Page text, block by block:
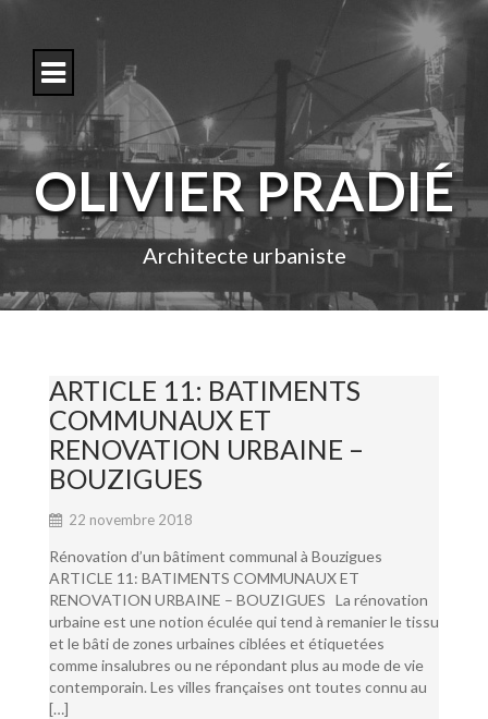
o
c
n
e
OLIVIER PRADIÉ
Architecte urbaniste
ARTICLE 11: BATIMENTS
COMMUNAUX ET
RENOVATION URBAINE –
BOUZIGUES
22 novembre 2018
Rénovation d’un bâtiment communal à Bouzigues
ARTICLE 11: BATIMENTS COMMUNAUX ET
RENOVATION URBAINE – BOUZIGUES La rénovation
urbaine est une notion éculée qui tend à remanier le tissu
et le bâti de zones urbaines ciblées et étiquetées
comme insalubres ou ne répondant plus au mode de vie
contemporain. Les villes françaises ont toutes connu au
[…]